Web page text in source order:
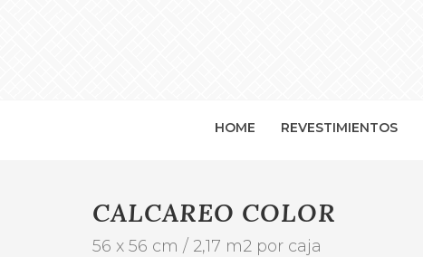
HOME REVESTIMIENTOS
CALCAREO COLOR
56 x 56 cm / 2,17 m2 por caja